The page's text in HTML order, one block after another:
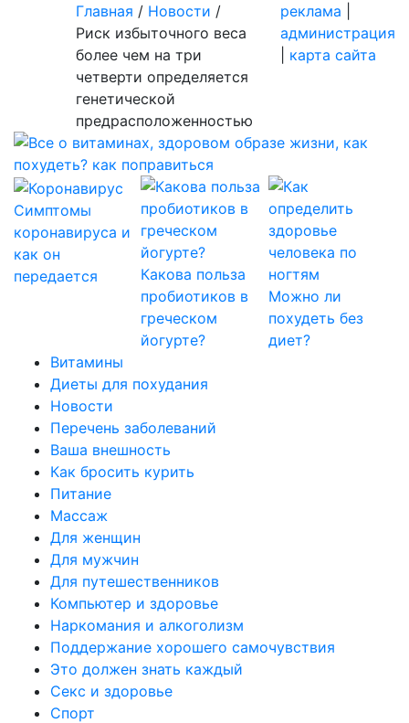
Главная / Новости /
Риск избыточного веса
более чем на три
четверти определяется
генетической
предрасположенностью
реклама
администрация
карта сайта
Симптомы
коронавируса и
как он
передается
Какова польза
пробиотиков в
греческом
йогурте?
Можно ли
похудеть без
диет?
Витамины
Диеты для похудания
Новости
Перечень заболеваний
Ваша внешность
Как бросить курить
Питание
Массаж
Для женщин
Для мужчин
Для путешественников
Компьютер и здоровье
Наркомания и алкоголизм
Поддержание хорошего самочувствия
Это должен знать каждый
Секс и здоровье
Спорт